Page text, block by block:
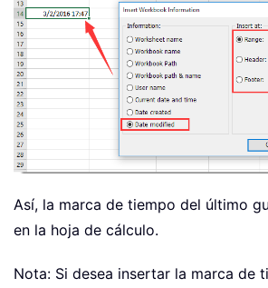
Así, la marca de tiempo del último
en la hoja de cálculo.
Nota: Si desea insertar la marca de